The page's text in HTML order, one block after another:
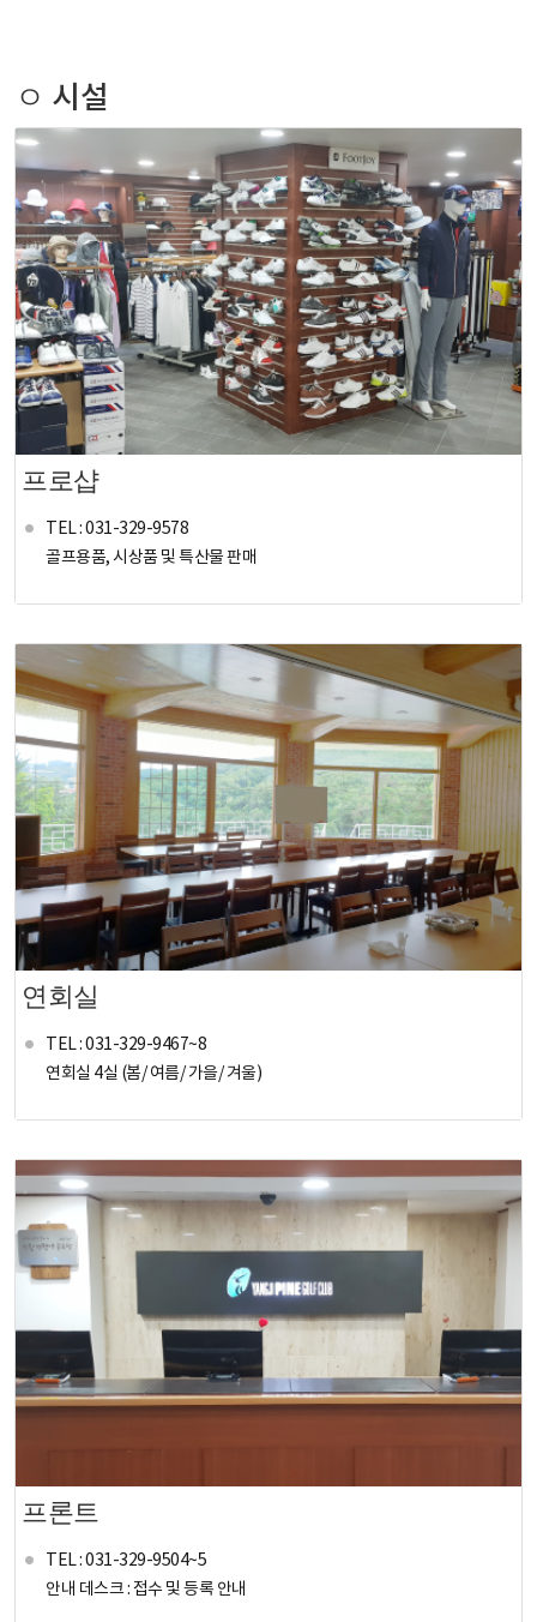
ㅇ 시설
프로샵
TEL : 031-329-9578
골프용품, 시상품 및 특산물 판매
연회실
TEL : 031-329-9467~8
연회실 4실 (봄/ 여름/ 가을/ 겨울)
프론트
TEL : 031-329-9504~5
안내 데스크 : 접수 및 등록 안내